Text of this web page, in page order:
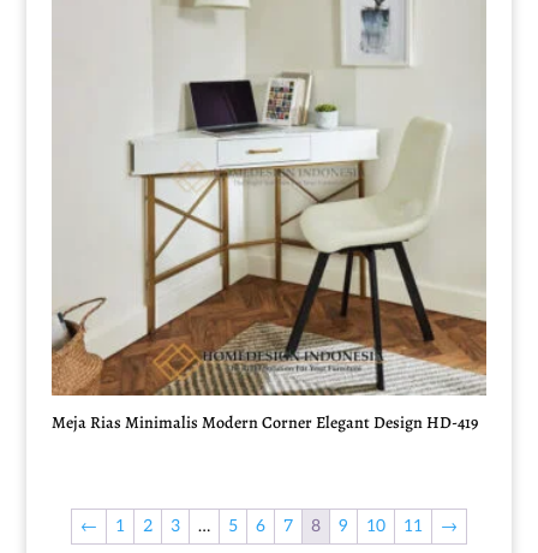
Meja Rias Minimalis Modern Corner Elegant Design HD-419
← 1 2 3 … 5 6 7 8 9 10 11 →